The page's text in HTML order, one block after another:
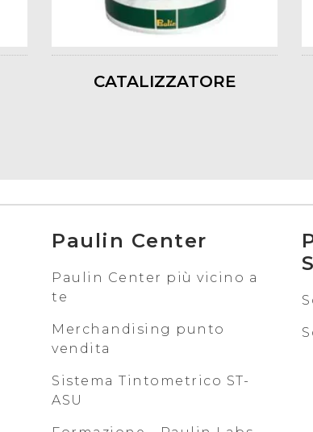
CATALIZZATORE
Paulin Center
Paulin Center più vicino a
te
Merchandising punto
vendita
Sistema Tintometrico ST-
ASU